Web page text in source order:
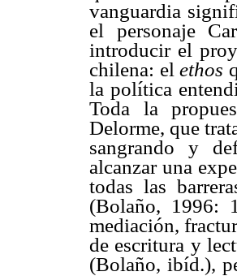
vanguardia
el personaje
introducir el
chilena: elethos
la política
Toda la
Delorme, que
sangrando y
alcanzar una
todas las
(Bolaño, 1996:
mediación,
de escritura y
(Bolaño, ibíd.),